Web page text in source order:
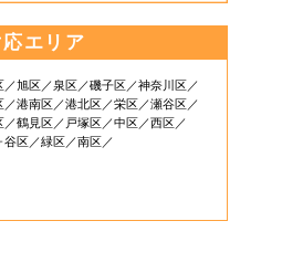
エリア
旭区 泉区 磯子区
神奈川区
港南区 港北区 栄区
瀬谷区
鶴見区 戸塚区 中区
西区
谷区
緑区 南区